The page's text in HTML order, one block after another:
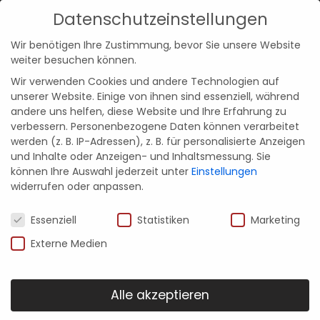
Kontakt
zurück zu allen Beiträgen
22. Juli 2024
Quooker – Der Allrounder
Datenschutzeinstellungen
Wir benötigen Ihre Zustimmung, bevor Sie unsere Website
weiter besuchen können.
Wir verwenden Cookies und andere Technologien auf
unserer Website. Einige von ihnen sind essenziell, während
andere uns helfen, diese Website und Ihre Erfahrung zu
verbessern. Personenbezogene Daten können verarbeitet
werden (z. B. IP-Adressen), z. B. für personalisierte Anzeigen
und Inhalte oder Anzeigen- und Inhaltsmessung. Sie
können Ihre Auswahl jederzeit unter Einstellungen
widerrufen oder anpassen.
Datenschutzeinstellungen
Essenziell Statistiken
Marketing
Externe Medien
Alle akzeptieren